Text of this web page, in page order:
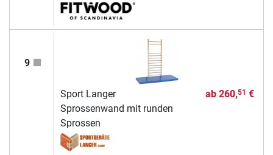
9
Sport Langer
Sprossenwand mit runden
Sprossen
ab 260,51 €